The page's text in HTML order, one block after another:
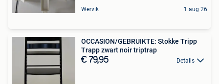
Wervik 1 aug 26
OCCASION/GEBRUIKTE: Stokke Tripp
Trapp zwart noir triptrap
€ 79,95 Details